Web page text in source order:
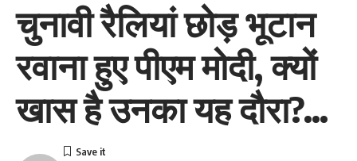
चुनावी रैलियां छोड़ भूटान
रवाना हुए पीएम मोदी, क्यों
खास है उनका यह दौरा?…